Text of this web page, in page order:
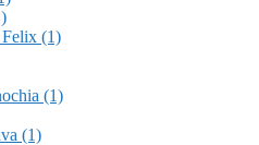
Felix (1)
(1)
(1)